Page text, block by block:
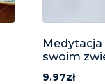
Medytacja
swoim
9.97zł